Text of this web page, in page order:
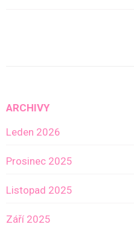
ARCHIVY
Leden 2026
Prosinec 2025
Listopad 2025
Září 2025